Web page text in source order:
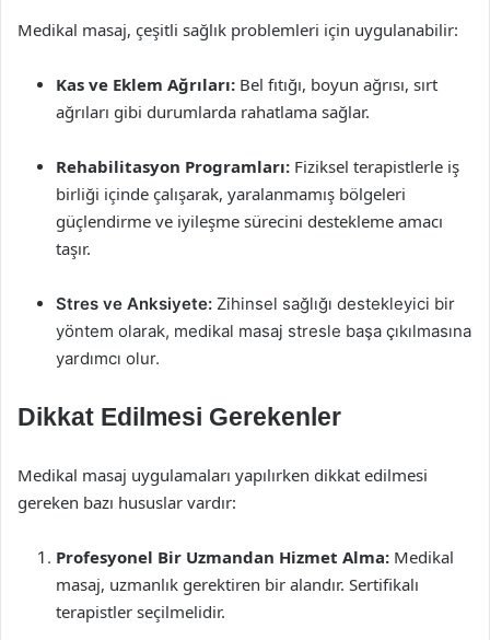
Medikal masaj, çeşitli sağlık problemleri için uygulanabilir:
Kas ve Eklem Ağrıları: Bel fıtığı, boyun ağrısı, sırt
ağrıları gibi durumlarda rahatlama sağlar.
Rehabilitasyon Programları: Fiziksel terapistlerle iş
birliği içinde çalışarak, yaralanmamış bölgeleri
güçlendirme ve iyileşme sürecini destekleme amacı
taşır.
Stres ve Anksiyete: Zihinsel sağlığı destekleyici bir
yöntem olarak, medikal masaj stresle başa çıkılmasına
yardımcı olur.
Dikkat Edilmesi Gerekenler
Medikal masaj uygulamaları yapılırken dikkat edilmesi
gereken bazı hususlar vardır:
Profesyonel Bir Uzmandan Hizmet Alma: Medikal
masaj, uzmanlık gerektiren bir alandır. Sertifikalı
terapistler seçilmelidir.